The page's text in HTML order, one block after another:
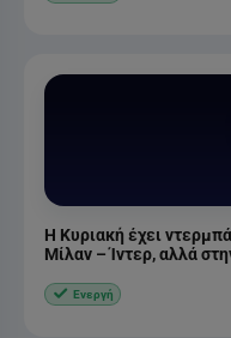
Η Κυριακή έχει
Μίλαν – Ίντερ, αλλά
Ενεργή